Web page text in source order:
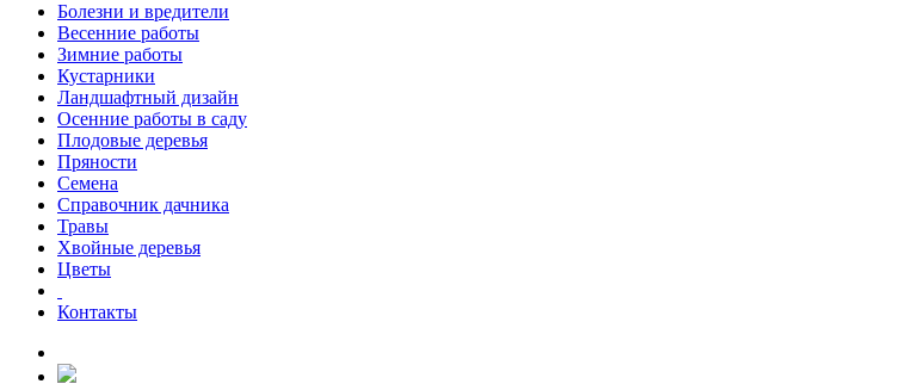
Болезни и вредители
Весенние работы
Зимние работы
Кустарники
Ландшафтный дизайн
Осенние работы в саду
Плодовые деревья
Пряности
Семена
Справочник дачника
Травы
Хвойные деревья
Цветы
Контакты